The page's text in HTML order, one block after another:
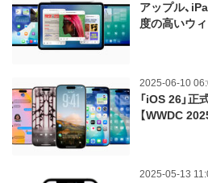
アップル、
度の高いウ
2025-06-10
「iOS 26」正
【WWDC 2025
2025-05-13